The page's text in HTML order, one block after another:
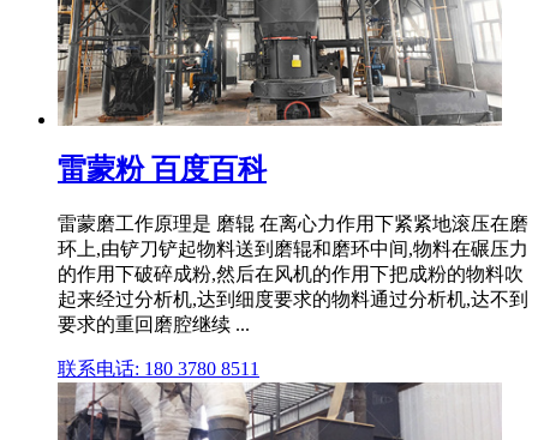
雷蒙粉 百度百科
雷蒙磨工作原理是 磨辊 在离心力作用下紧紧地滚压在磨
环上,由铲刀铲起物料送到磨辊和磨环中间,物料在碾压力
的作用下破碎成粉,然后在风机的作用下把成粉的物料吹
起来经过分析机,达到细度要求的物料通过分析机,达不到
要求的重回磨腔继续 ...
联系电话: 180 3780 8511